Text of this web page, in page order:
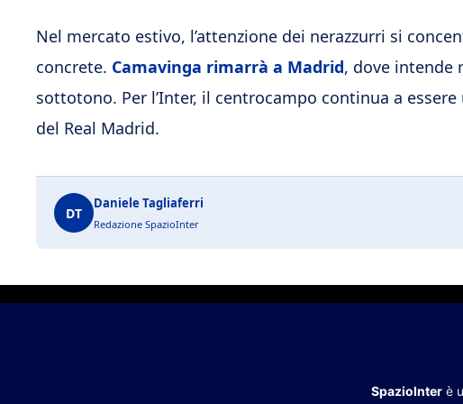
Nel mercato estivo, l’attenzione dei nerazzurri si
concrete. Camavinga rimarrà a Madrid, dove intende
sottotono. Per l’Inter, il centrocampo continua a
del Real Madrid.
DT
Daniele Tagliaferri
Redazione SpazioInter
SpazioInterè